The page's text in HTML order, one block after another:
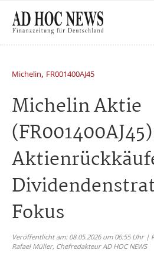
Michelin, FR001400AJ45
Michelin Aktie
Fokus
Veröffentlicht am: 08.05.2026 um 06:55 Uhr
Rafael Müller, Chefredakteur AD HOC NEWS